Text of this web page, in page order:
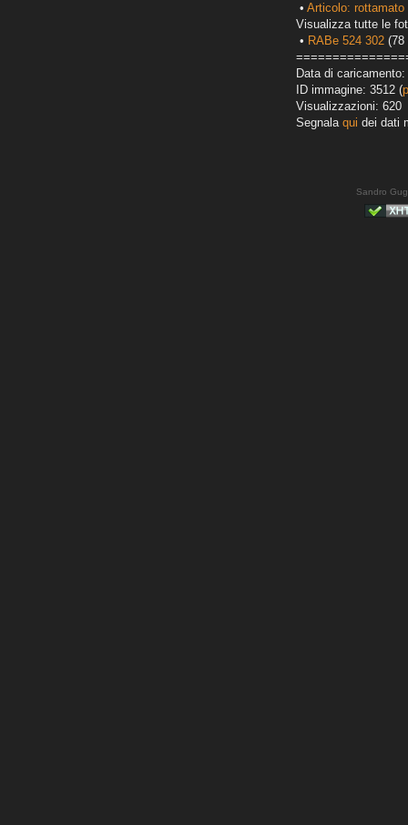
• Articolo:
Visualizza tutte le
• RABe 524 302 (78
Data di
ID immagine: 3512 (
Visualizzazioni: 620
Segnala qui dei dati
Sandro